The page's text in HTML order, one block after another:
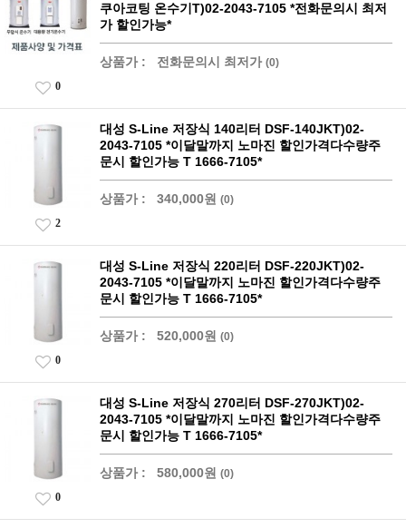
쿠아코팅 온수기T)02-2043-7105 *전화문의시 최저
가 할인가능*
상품가 : 전화문의시 최저가 (0)
0
대성 S-Line 저장식 140리터 DSF-140JKT)02-
2043-7105 *이달말까지 노마진 할인가격다수량주
문시 할인가능 T 1666-7105*
상품가 : 340,000원 (0)
2
대성 S-Line 저장식 220리터 DSF-220JKT)02-
2043-7105 *이달말까지 노마진 할인가격다수량주
문시 할인가능 T 1666-7105*
상품가 : 520,000원 (0)
0
대성 S-Line 저장식 270리터 DSF-270JKT)02-
2043-7105 *이달말까지 노마진 할인가격다수량주
문시 할인가능 T 1666-7105*
상품가 : 580,000원 (0)
0